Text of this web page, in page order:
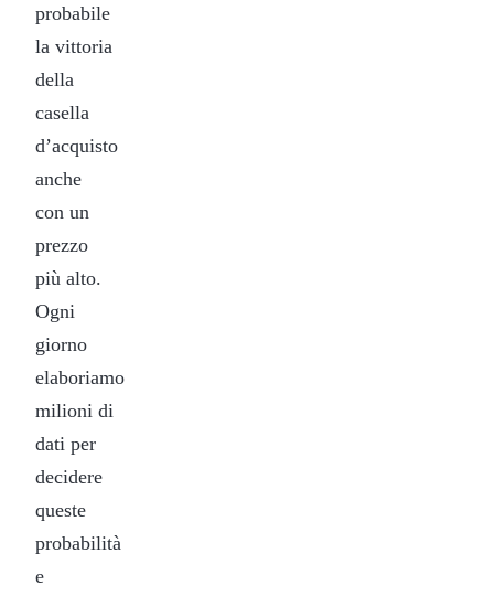
probabile
la vittoria
della
casella
d’acquisto
anche
con un
prezzo
più alto.
Ogni
giorno
elaboriamo
milioni di
dati per
decidere
queste
probabilità
e